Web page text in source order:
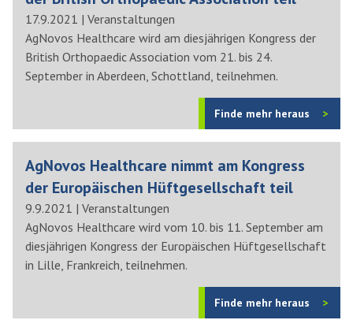
17.9.2021 | Veranstaltungen
AgNovos Healthcare wird am diesjährigen Kongress der
British Orthopaedic Association vom 21. bis 24.
September in Aberdeen, Schottland, teilnehmen.
Finde mehr heraus
AgNovos Healthcare nimmt am Kongress
der Europäischen Hüftgesellschaft teil
9.9.2021 | Veranstaltungen
AgNovos Healthcare wird vom 10. bis 11. September am
diesjährigen Kongress der Europäischen Hüftgesellschaft
in Lille, Frankreich, teilnehmen.
Finde mehr heraus